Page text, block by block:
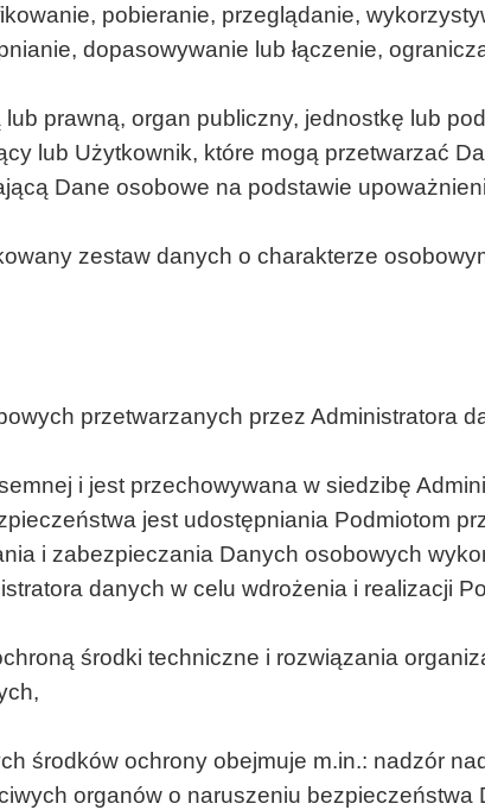
pobieranie, przeglądanie,
dopasowywanie lub łączenie,
prawną, organ publiczny, jednostkę lub
lub Użytkownik, które mogą przetwarzać
Dane osobowe na podstawie
zestaw danych o charakterze
przetwarzanych przez Administratora
i jest przechowywana w siedzibę
jest udostępniania Podmiotom
i zabezpieczania Danych osobowych
danych w celu wdrożenia i realizacji
środki techniczne i rozwiązania
środków ochrony obejmuje m.in.: nadzór
organów o naruszeniu